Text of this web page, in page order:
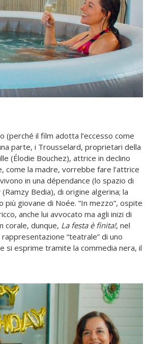
(perché il film adotta l’eccesso come
parte, i Trousselard, proprietari della
(Élodie Bouchez), attrice in declino
come la madre, vorrebbe fare l’attrice
in una dépendance (lo spazio di
Bedia), di origine algerina; la
più giovane di Noée. “In mezzo”, ospite
anche lui avvocato ma agli inizi di
corale, dunque, La festa è finita!, nel
“teatrale” di uno
si esprime tramite la commedia nera, il